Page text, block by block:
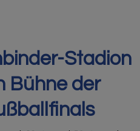
Stadion
Bühne der